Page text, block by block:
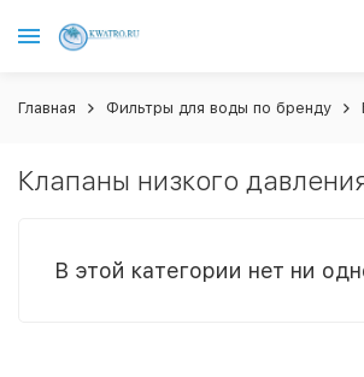
Главная Фильтры для воды по бренду
Клапаны низкого
В этой категории нет ни